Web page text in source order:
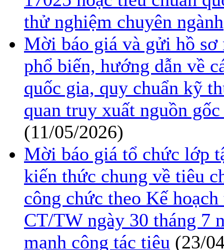
thử nghiệm chuyên ngành
Mời báo giá và gửi hồ
phổ biến, hướng dẫn về
quốc gia, quy chuẩn kỹ
quan truy xuất nguồn
(11/05/2026)
Mời báo giá tổ chức lớp
kiến thức chung về tiêu
công chức theo Kế
CT/TW ngày 30 tháng 7
mạnh công tác tiêu (23/